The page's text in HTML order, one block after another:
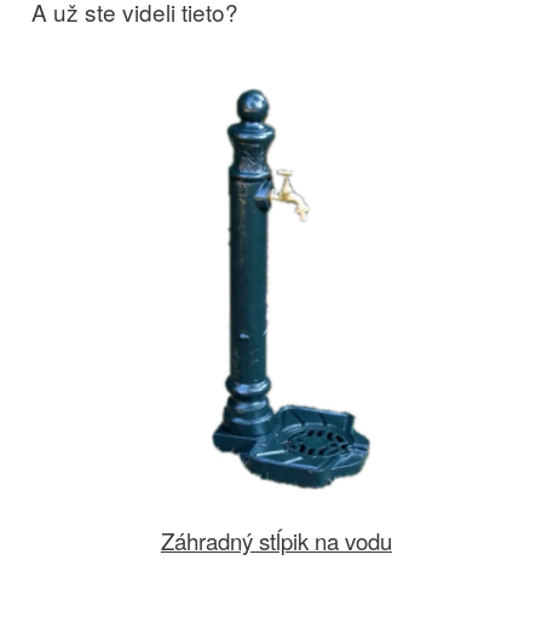
A už ste videli tieto?
Záhradný stĺpik na vodu